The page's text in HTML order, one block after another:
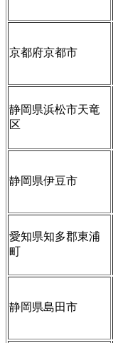
京都府京都市
静岡県浜松市天竜
区
静岡県伊豆市
愛知県知多郡東浦
町
静岡県島田市